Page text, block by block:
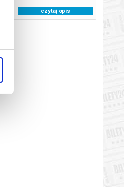
czytaj opis